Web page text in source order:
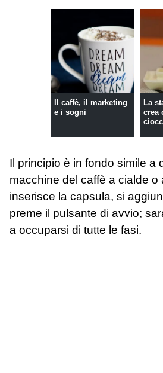
Il caffè, il marketing
e i sogni
La
crea
Il principio è in fondo simile a
macchine del caffè a cialde o
inserisce la capsula, si
preme il pulsante di avvio;
a occuparsi di tutte le fasi.